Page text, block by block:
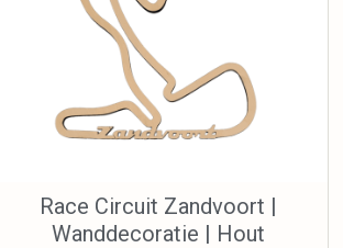
Race Circuit Zandvoort |
Wanddecoratie | Hout